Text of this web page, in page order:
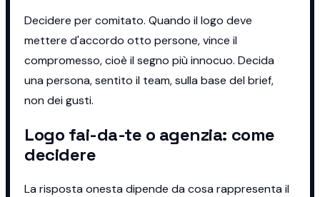
Decidere per comitato. Quando il logo deve
mettere d'accordo otto persone, vince il
compromesso, cioè il segno più innocuo. Decida
una persona, sentito il team, sulla base del brief,
non dei gusti.
Logo fai-da-te o agenzia: come
decidere
La risposta onesta dipende da cosa rappresenta il